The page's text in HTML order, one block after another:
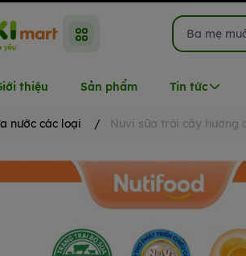
thiệu Sản phẩm Tin tức
nước các loại / Nuvi sữa trái cây hương